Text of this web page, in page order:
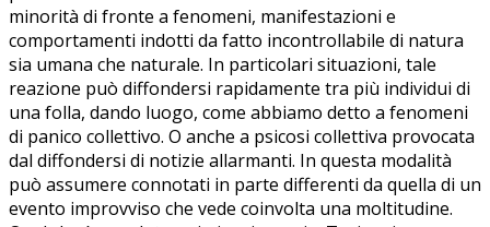
minorità di fronte a fenomeni, manifestazioni e
comportamenti indotti da fatto incontrollabile di natura
sia umana che naturale. In particolari situazioni, tale
reazione può diffondersi rapidamente tra più individui di
una folla, dando luogo, come abbiamo detto a fenomeni
di panico collettivo. O anche a psicosi collettiva provocata
dal diffondersi di notizie allarmanti. In questa modalità
può assumere connotati in parte differenti da quella di un
evento improvviso che vede coinvolta una moltitudine.